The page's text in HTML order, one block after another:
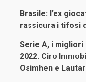
Brasile: l’ex
rassicura i tifosi
Serie A, i migliori
2022: Ciro
Osimhen e